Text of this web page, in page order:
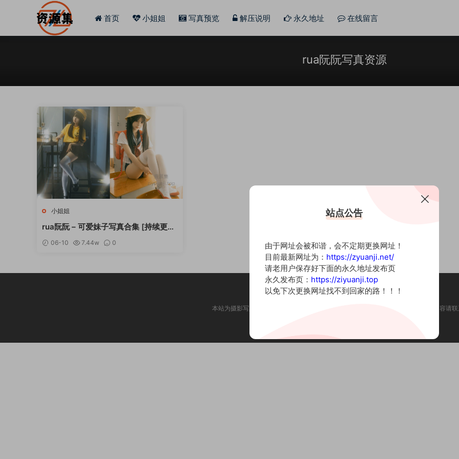
首页 小姐姐 写真预览 解压说明 永久地址 在线留言
rua阮阮写真资源
小姐姐
rua阮阮 – 可爱妹子写真合集 [持续更
06-10 7.44w 0
本站为摄影写真图片网站，内容来自网络收集整理，仅作个人学习使用。如有违法内容请
站点公告
由于网址会被和谐，会不定期更换网址！
目前最新网址为： https://zyuanji.net/
请老用户保存好下面的永久地址发布页
永久发布页： https://ziyuanji.top
以免下次更换网址找不到回家的路！！！